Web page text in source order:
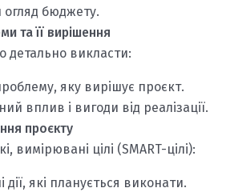
огляд бюджету.
та її вирішення
детально викласти:
яку вирішує проєкт.
вплив і вигоди від реалізації.
проєкту
вимірювані цілі (SMART-цілі):
дії, які планується виконати.